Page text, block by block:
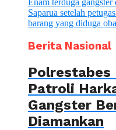
Berita Nasional
Polrestabes
Patroli
Gangster
Diamankan